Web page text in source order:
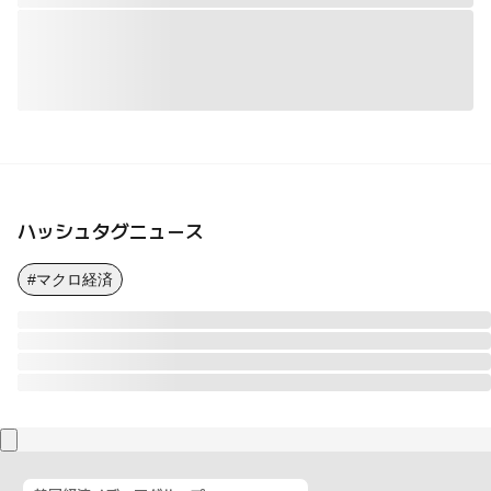
ハッシュタグニュース
#マクロ経済